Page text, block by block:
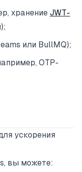
хранение JWT-
или BullMQ);
OTP-
ускорения
вы можете: